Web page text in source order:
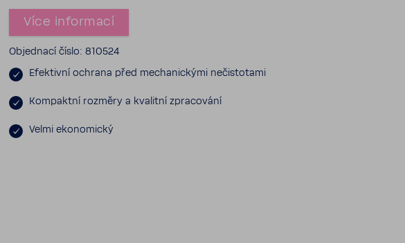
Více infor­mací
Objed­nací číslo: 810524
Efek­tivní ochrana před mecha­nic­kými nečis­to­tami
Kompaktní rozměry a kvalitní zpra­co­vání
Velmi ekono­mický